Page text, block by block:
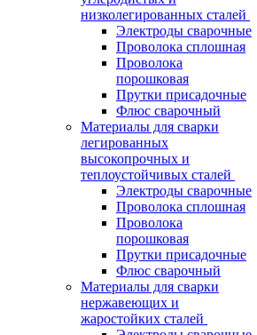
низколегированных сталей
Электроды сварочные
Проволока сплошная
Проволока
порошковая
Прутки присадочные
Флюс сварочный
Материалы для сварки
легированных
высокопрочных и
теплоустойчивых сталей
Электроды сварочные
Проволока сплошная
Проволока
порошковая
Прутки присадочные
Флюс сварочный
Материалы для сварки
нержавеющих и
жаростойких сталей